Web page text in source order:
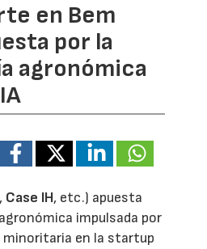
en Bem
por la
agronómica
, Case IH, etc.) apuesta
impulsada por
minoritaria en la startup